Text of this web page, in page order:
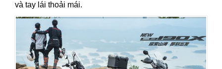
và tay lái thoải mái.